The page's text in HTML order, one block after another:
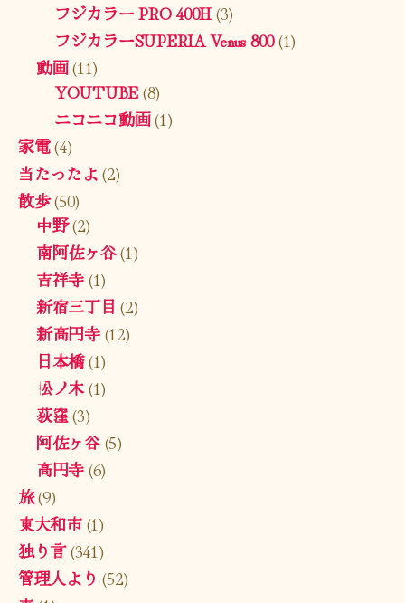
フジカラー PRO 400H(3)
フジカラーSUPERIA Venus 800(1)
動画(11)
YOUTUBE(8)
ニコニコ動画(1)
家電(4)
当たったよ(2)
散歩(50)
中野(2)
南阿佐ヶ谷(1)
吉祥寺(1)
新宿三丁目 (2)
新高円寺(12)
日本橋(1)
松ノ木(1)
荻窪(3)
阿佐ヶ谷(5)
高円寺(6)
旅(9)
東大和市(1)
独り言(341)
管理人より (52)